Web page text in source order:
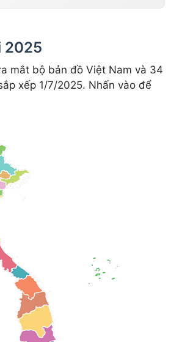
2025
mắt bộ bản đồ Việt Nam và 34
xếp 1/7/2025. Nhấn vào để